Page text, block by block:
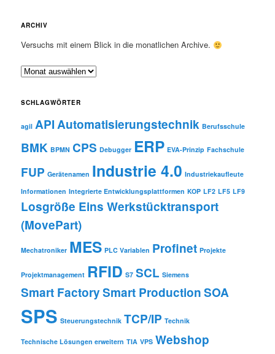
ARCHIV
Versuchs mit einem Blick in die monatlichen Archive.
A
SCHLAGWÖRTER
agil APIAutomatisierungstechnik Berufsschule
BMK BPMN CPS Debugger ERP EVA-Prinzip Fachschule
FUP Gerätenamen Industrie 4.0 Industriekaufleute
Informationen Integrierte Entwicklungsplattformen KOP LF2 LF5 LF9
Losgröße Eins Werkstücktransport
(MovePart)
Mechatroniker MES PLC Variablen Profinet Projekte
Projektmanagement RFID S7 SCL Siemens
Smart FactorySmart ProductionSOA
SPS Steuerungstechnik TCP/IP Technik
Technische Lösungen erweitern TIA VPS Webshop